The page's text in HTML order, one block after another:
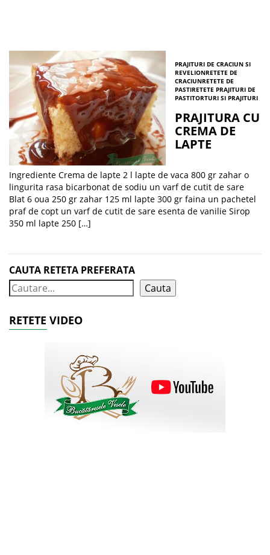
PRAJITURI DE CRACIUN SI
REVELIONRETETE DE
CRACIUNRETETE DE
PASTIRETETE PRAJITURI DE
PASTITORTURI SI PRAJITURI
PRAJITURA CU
CREMA DE
LAPTE
Ingrediente Crema de lapte 2 l lapte de vaca 800 gr zahar o
lingurita rasa bicarbonat de sodiu un varf de cutit de sare
Blat 6 oua 250 gr zahar 125 ml lapte 300 gr faina un pachetel
praf de copt un varf de cutit de sare esenta de vanilie Sirop
350 ml lapte 250 […]
CAUTA RETETA PREFERATA
Cauta
RETETE VIDEO